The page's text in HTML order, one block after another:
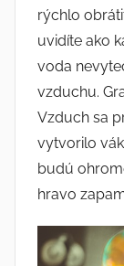
rýchlo
uvidíte ako
voda
vzduchu.
Vzduch sa
vytvorilo
budú
hravo